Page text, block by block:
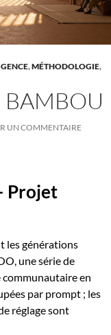
,MÉTHODOLOGIE,
UN COMMENTAIRE
Projet
les générations
une série de
en
par prompt ; les
réglage sont